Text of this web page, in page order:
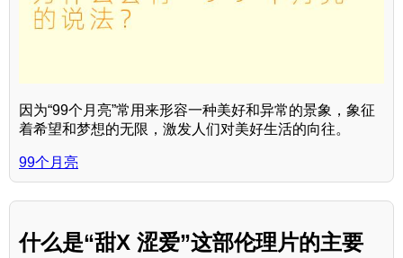
因为“99个月亮”常用来形容一种美好和异常的景象，象征
着希望和梦想的无限，激发人们对美好生活的向往。
99个月亮
什么是“甜X 涩爱”这部伦理片的主要